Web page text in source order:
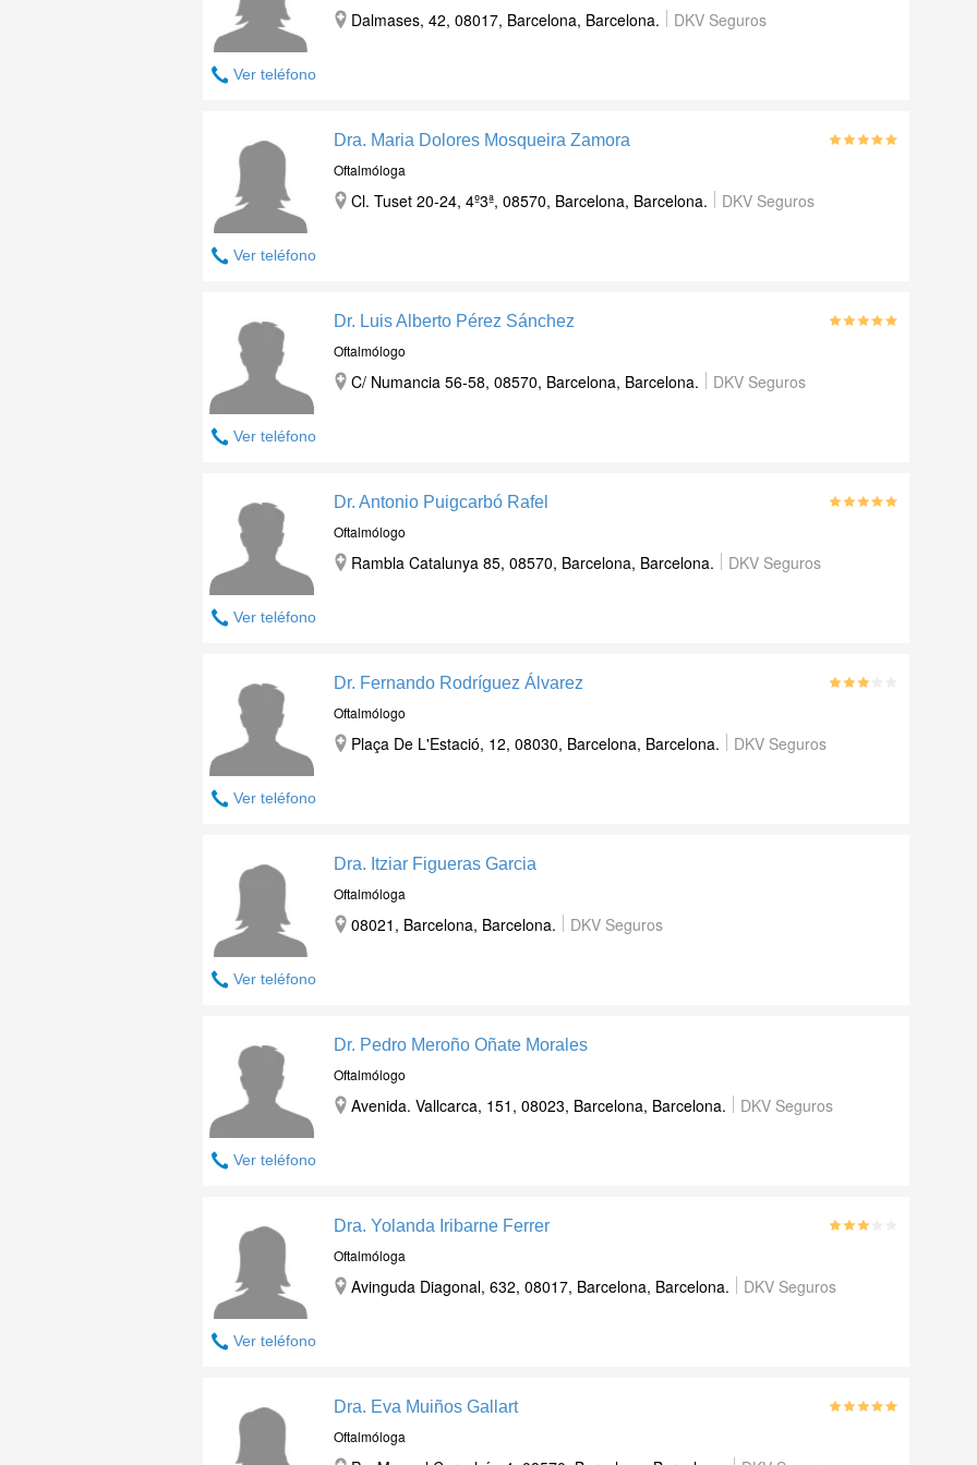
Ver teléfono
Dalmases, 42, 08017, Barcelona, Barcelona. DKV Seguros
Ver teléfono
Dra. Maria Dolores Mosqueira Zamora
Oftalmóloga
Cl. Tuset 20-24, 4º3ª, 08570, Barcelona, Barcelona. DKV Seguros
Ver teléfono
Dr. Luis Alberto Pérez Sánchez
Oftalmólogo
C/ Numancia 56-58, 08570, Barcelona, Barcelona. DKV Seguros
Ver teléfono
Dr. Antonio Puigcarbó Rafel
Oftalmólogo
Rambla Catalunya 85, 08570, Barcelona, Barcelona. DKV Seguros
Ver teléfono
Dr. Fernando Rodríguez Álvarez
Oftalmólogo
Plaça De L'Estació, 12, 08030, Barcelona, Barcelona. DKV Seguros
Ver teléfono
Dra. Itziar Figueras Garcia
Oftalmóloga
08021, Barcelona, Barcelona. DKV Seguros
Ver teléfono
Dr. Pedro Meroño Oñate Morales
Oftalmólogo
Avenida. Vallcarca, 151, 08023, Barcelona, Barcelona. DKV Seguros
Ver teléfono
Dra. Yolanda Iribarne Ferrer
Oftalmóloga
Avinguda Diagonal, 632, 08017, Barcelona, Barcelona. DKV Seguros
Dra. Eva Muiños Gallart
Oftalmóloga